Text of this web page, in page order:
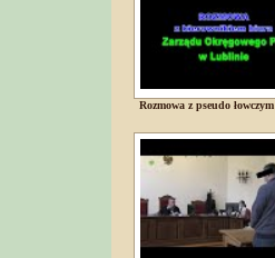
Rozmowa z pseudo łowczym